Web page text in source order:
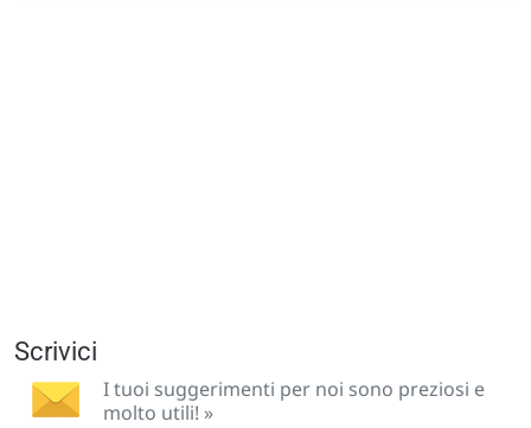
Scrivici
I tuoi suggerimenti per noi sono preziosi e
molto utili! »